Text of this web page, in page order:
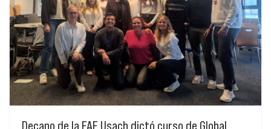
Decano de la FAE Usach dictó curso de Global